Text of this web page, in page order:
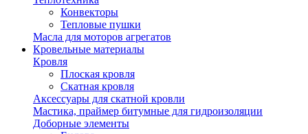
Конвекторы
Тепловые пушки
Масла для моторов агрегатов
Кровельные материалы
Кровля
Плоская кровля
Скатная кровля
Аксессуары для скатной кровли
Мастика, праймер битумные для гидроизоляции
Доборные элементы